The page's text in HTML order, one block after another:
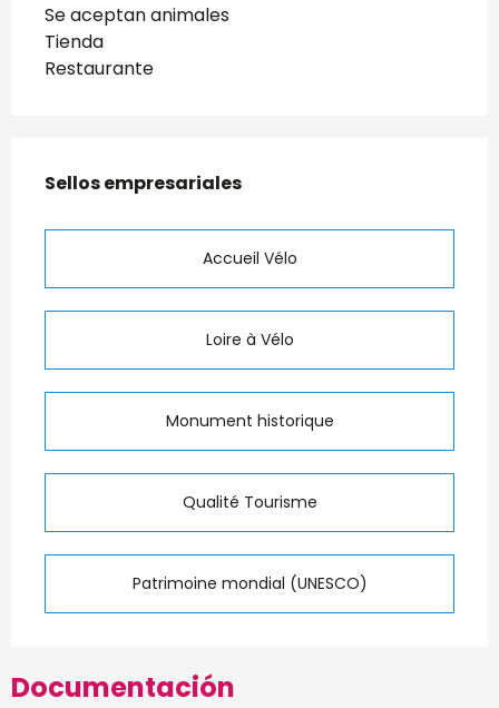
Se aceptan animales
Tienda
Restaurante
Oferta de prestaciones
Sellos empresariales
Sellos empresariales
Accueil Vélo
Loire à Vélo
Monument historique
Qualité Tourisme
Patrimoine mondial (UNESCO)
Documentación